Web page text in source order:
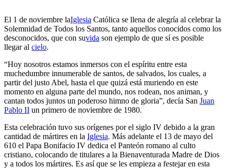
El 1 de noviembre laIglesia Católica se llena de alegría al celebrar la
Solemnidad de Todos los Santos, tanto aquellos conocidos como los
desconocidos, que con suvida son ejemplo de que sí es posible
llegar al cielo.
“Hoy nosotros estamos inmersos con el espíritu entre esta
muchedumbre innumerable de santos, de salvados, los cuales, a
partir del justo Abel, hasta el que quizá está muriendo en este
momento en alguna parte del mundo, nos rodean, nos animan, y
cantan todos juntos un poderoso himno de gloria”, decía San Juan
Pablo II un primero de noviembre de 1980.
Esta celebración tuvo sus orígenes por el siglo IV debido a la gran
cantidad de mártires en la Iglesia. Más adelante el 13 de mayo del
610 el Papa Bonifacio IV dedica el Panteón romano al culto
cristiano, colocando de titulares a la Bienaventurada Madre de Dios
y a todos los mártires. Es así que se les empieza a festejar en esta